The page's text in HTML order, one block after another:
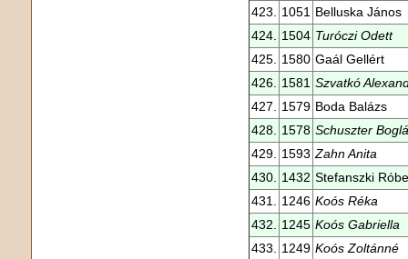
423.
1051 Belluska János
424.
1504 Turóczi Odett
425.
1580 Gaál Gellért
426.
1581 Szvatkó
427.
1579 Boda Balázs
428.
1578 Schuszter
429.
1593 Zahn Anita
430.
1432 Stefanszki
431.
1246 Koós Réka
432.
1245 Koós Gabriella
433.
1249 Koós Zoltánné